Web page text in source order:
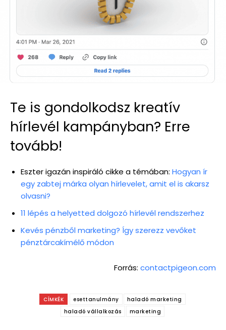
Te is gondolkodsz kreatív
hírlevél kampányban? Erre
tovább!
Eszter igazán inspiráló cikke a témában: Hogyan ír
egy zabtej márka olyan hírlevelet, amit el is akarsz
olvasni?
11 lépés a helyetted dolgozó hírlevél rendszerhez
Kevés pénzből marketing? Így szerezz vevőket
pénztárcakímélő módon
Forrás: contactpigeon.com
CÍMKÉK esettanulmány
haladó marketing
haladó vállalkozás
marketing